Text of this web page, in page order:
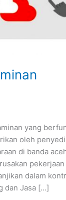
yang
oleh
di banda
dalam
dan Jasa […]